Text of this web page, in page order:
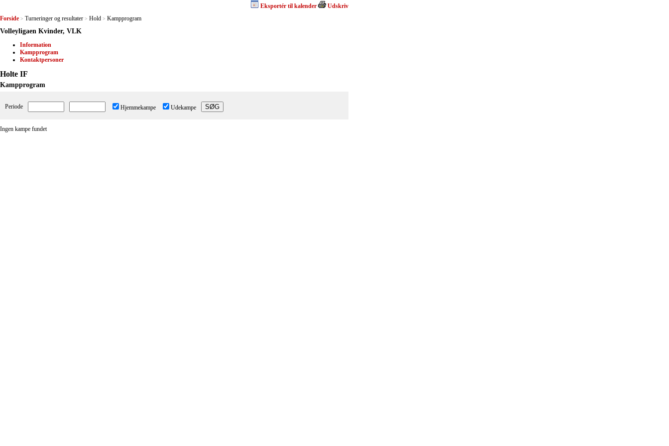
Eksportér til kalender
Udskriv
Forside > Turneringer og resultater > Hold > Kampprogram
Volleyligaen Kvinder, VLK
Information
Kampprogram
Kontaktpersoner
Holte IF
Kampprogram
Periode Hjemmekampe Udekampe
Ingen kampe fundet